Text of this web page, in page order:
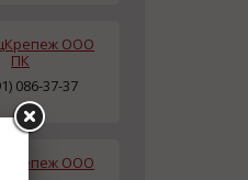
ООО
ПК
086-37-37
ООО